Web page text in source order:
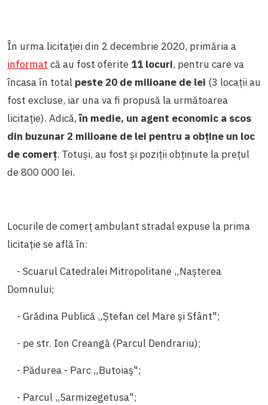
În urma licitației din 2 decembrie 2020, primăria a
informat că au fost oferite 11 locuri, pentru care va
încasa în total peste 20 de milioane de lei (3 locații au
fost excluse, iar una va fi propusă la următoarea
licitație). Adică,în medie, un agent economic a scos
din buzunar 2 milioane de lei pentru a obține un loc
de comerț. Totuși, au fost și poziții obținute la prețul
de 800 000 lei.
Locurile de comerț ambulant stradal expuse la prima
licitație se află în:
- Scuarul Catedralei Mitropolitane „Nașterea
Domnului;
- Grădina Publică „Ștefan cel Mare și Sfânt";
- pe str. Ion Creangă (Parcul Dendrariu);
- Pădurea - Parc „Butoiaș";
- Parcul „Sarmizegetusa";